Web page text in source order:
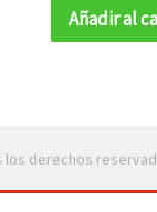
Añadir al
los derechos